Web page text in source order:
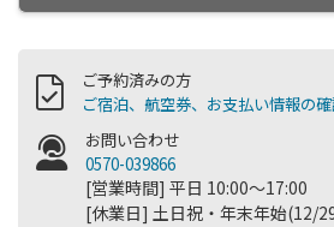
ご予約済みの方
ご宿泊、航空券、お支払い情報の
お問い合わせ
0570-039866
[営業時間] 平日 10:00～17:00
[休業日] 土日祝・年末年始(12/